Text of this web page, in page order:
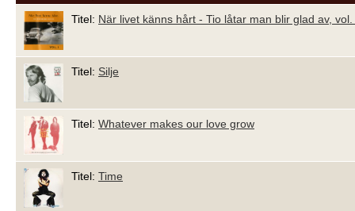
Titel: När livet känns hårt - Tio låtar man blir glad av, vol.
Titel: Silje
Titel: Whatever makes our love grow
Titel: Time